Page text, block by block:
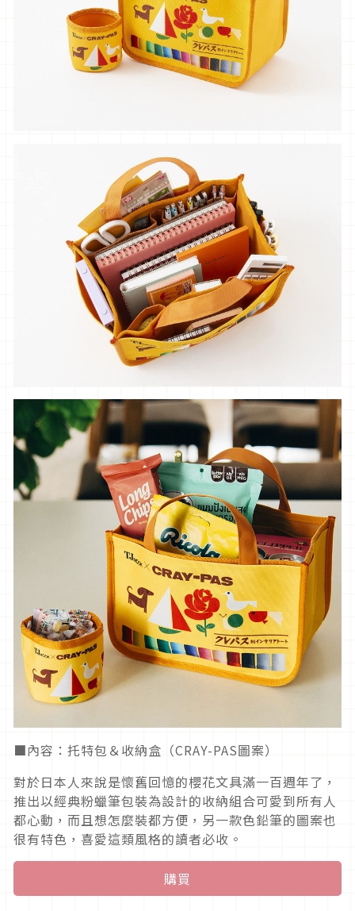
■內容：托特包＆收納盒（CRAY-PAS圖案）
對於日本人來說是懷舊回憶的櫻花文具滿一百週年了，
推出以經典粉蠟筆包裝為設計的收納組合可愛到所有人
都心動，而且想怎麼裝都方便，另一款色鉛筆的圖案也
很有特色，喜愛這類風格的讀者必收。
購買